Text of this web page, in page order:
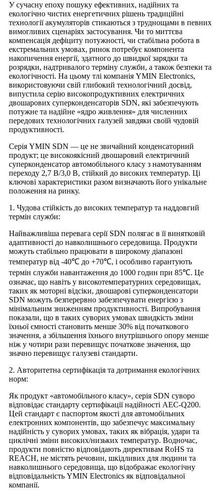
У сучасну епоху пошуку ефективних, надійних та
екологічно чистих енергетичних рішень традиційні
технології акумуляторів стикаються з труднощами в певних
вимогливих сценаріях застосування. Чи то миттєва
компенсація дефіциту потужності, чи стабільна робота в
екстремальних умовах, ринок потребує компонента
накопичення енергії, здатного до швидкої зарядки та
розрядки, надтривалого терміну служби, а також безпеки та
екологічності. На цьому тлі компанія YMIN Electronics,
використовуючи свій глибокий технологічний досвід,
випустила серію високопродуктивних електричних
двошарових суперконденсаторів SDN, які забезпечують
потужне та надійне «ядро живлення» для численних
передових технологічних галузей завдяки своїй чудовій
продуктивності.
Серія YMIN SDN — це не звичайний конденсаторний
продукт; це високоякісний двошаровий електричний
суперконденсатор автомобільного класу з намотуванням
переходу 2,7 В/3,0 В, стійкий до високих температур. Ці
ключові характеристики разом визначають його унікальне
положення на ринку.
1. Чудова стійкість до високих температур та наддовгий
термін служби:
Найважливіша перевага серії SDN полягає в її винятковій
адаптивності до навколишнього середовища. Продукти
можуть стабільно працювати в широкому діапазоні
температур від -40℃ до +70℃, і особливо гарантують
термін служби навантаження до 1000 годин при 85℃. Це
означає, що навіть у високотемпературних середовищах,
таких як моторні відсіки, двошарові суперконденсатори
SDN можуть безперервно забезпечувати енергією з
мінімальним зниженням продуктивності. Випробування
показали, що в таких суворих умовах швидкість зміни
їхньої ємності становить менше 30% від початкового
значення, а збільшення їхнього внутрішнього опору менше
ніж у чотири рази перевищує початкове значення, що
значно перевищує галузеві стандарти.
2. Авторитетна сертифікація та дотримання екологічних
норм:
Як продукт «автомобільного класу», серія SDN суворо
відповідає стандарту сертифікації надійності AEC-Q200.
Цей стандарт є паспортом якості для автомобільних
електронних компонентів, що забезпечує максимальну
надійність у суворих умовах, таких як вібрація, удари та
циклічні зміни високих/низьких температур. Водночас,
продукти повністю відповідають директивам RoHS та
REACH, не містять речовин, шкідливих для людини та
навколишнього середовища, що відображає екологічну
відповідальність YMIN Electronics як відповідальної
компанії.